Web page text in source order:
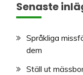
Senaste
Språkliga
dem
Ställ ut